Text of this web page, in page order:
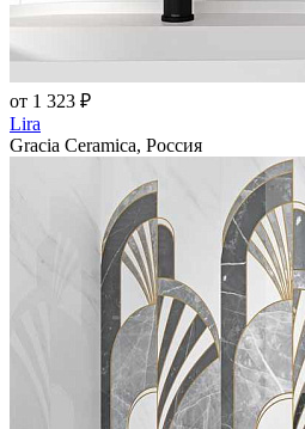
от 1 323 ₽
Lira
Gracia Ceramica, Россия